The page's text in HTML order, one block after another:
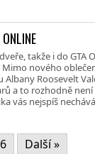
takže i do GTA
nového
Albany Roosevelt
a to rozhodně
vás nejspíš
6 Další »